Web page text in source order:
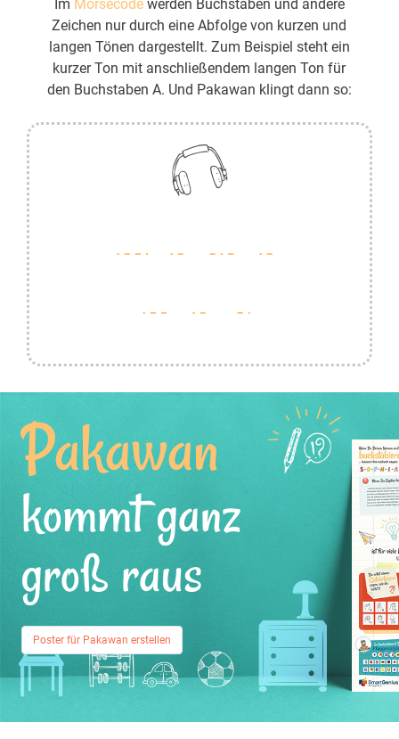
Im Morsecodewerden Buchstaben und andere
Zeichen nur durch eine Abfolge von kurzen und
langen Tönen dargestellt. Zum Beispiel steht ein
kurzer Ton mit anschließendem langen Ton für
den Buchstaben A. Und Pakawan klingt dann so:
Pakawan
kommt ganz
groß raus
Poster für Pakawan erstellen